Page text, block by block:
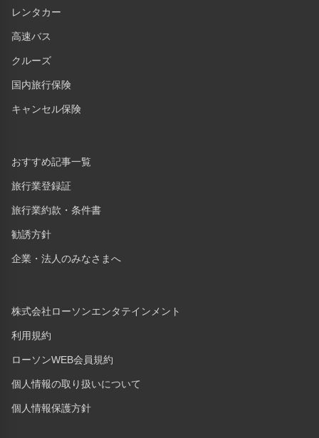
レンタカー
高速バス
クルーズ
国内旅行保険
キャンセル保険
おすすめ記事一覧
旅行業登録証
旅行業約款・条件書
勧誘方針
企業・法人のみなさまへ
株式会社ローソンエンタテインメント
利用規約
ローソンWEB会員規約
個人情報の取り扱いについて
個人情報保護方針